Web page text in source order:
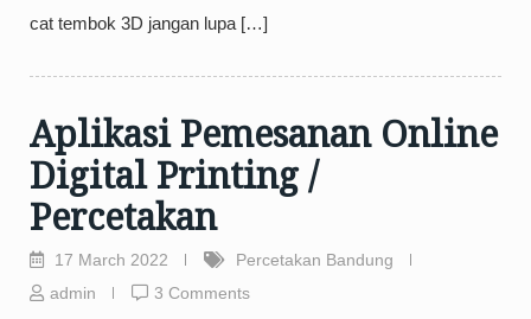
cat tembok 3D jangan lupa […]
Aplikasi Pemesanan Online
Digital Printing /
Percetakan
17 March 2022
Percetakan Bandung
admin
3 Comments